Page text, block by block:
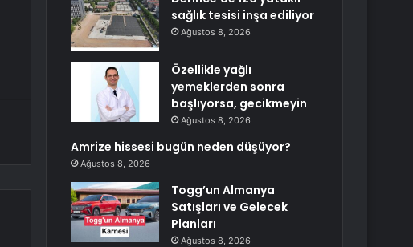
sağlık tesisi inşa ediliyor
Ağustos 8, 2026
Özellikle yağlı
yemeklerden sonra
başlıyorsa, gecikmeyin
Ağustos 8, 2026
Amrize hissesi bugün neden düşüyor?
Ağustos 8, 2026
Togg’un Almanya
Satışları ve Gelecek
Planları
Ağustos 8, 2026